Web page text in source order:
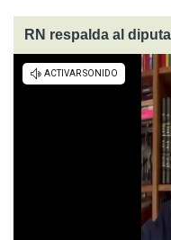
RN respalda al